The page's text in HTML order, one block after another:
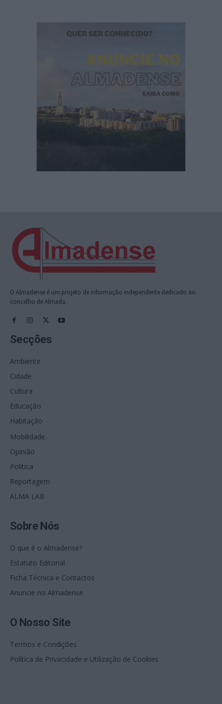
O Almadense é um projeto de informação independente dedicado ao
concelho de Almada.
Secções
Ambiente
Cidade
Cultura
Educação
Habitação
Mobilidade
Opinião
Política
Reportagem
ALMA LAB
Sobre Nós
O que é o Almadense?
Estatuto Editorial
Ficha Técnica e Contactos
Anuncie no Almadense
O Nosso Site
Termos e Condições
Política de Privacidade e Utilização de Cookies